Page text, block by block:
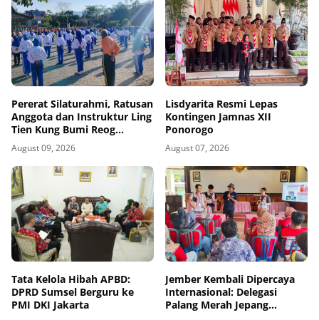
Pererat Silaturahmi, Ratusan
Anggota dan Instruktur Ling
Tien Kung Bumi Reog
Ponorogo Gelar Latihan
Bersama di Embung Pakel
August 09, 2026
Lisdyarita Resmi Lepas
Kontingen Jamnas XII
Ponorogo
August 07, 2026
Tata Kelola Hibah APBD:
DPRD Sumsel Berguru ke
PMI DKI Jakarta
Jember Kembali Dipercaya
Internasional: Delegasi
Palang Merah Jepang